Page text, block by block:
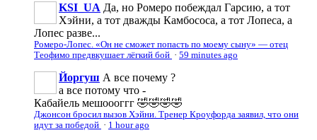
KSI_UA Да, но Ромеро побеждал Гарсию, а тот
Хэйни, а тот дважды Камбососа, а тот Лопеса, а
Лопес разве...
Ромеро-Лопес. «Он не сможет попасть по моему сыну» — отец
Теофимо предвкушает лёгкий бой · 59 minutes ago
Йоргуш А все почему ?
а все потому что -
Кабайель мешоооггг 🤣🤣🤣🤣
Джонсон бросил вызов Хэйни. Тренер Кроуфорда заявил, что они
идут за победой · 1 hour ago